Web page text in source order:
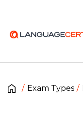
Exam Types